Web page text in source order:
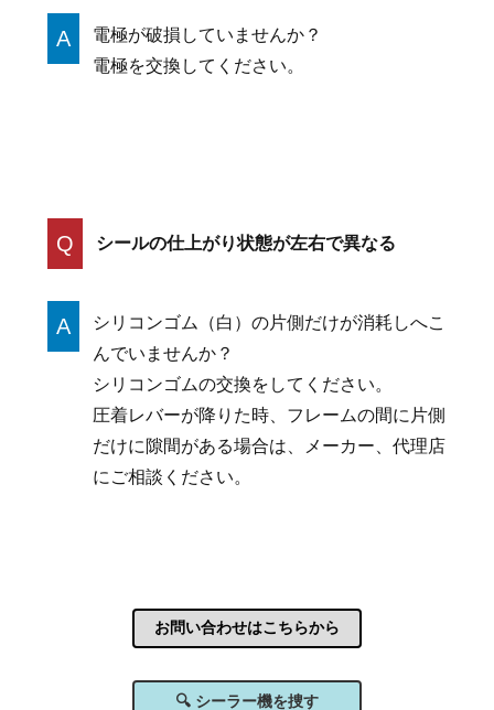
A
電極が破損していませんか？
電極を交換してください。
Q シールの仕上がり状態が左右で異なる
A
シリコンゴム（白）の片側だけが消耗しへこ
んでいませんか？
シリコンゴムの交換をしてください。
圧着レバーが降りた時、フレームの間に片側
だけに隙間がある場合は、メーカー、代理店
にご相談ください。
お問い合わせはこちらから
🔍 シーラー機を捜す